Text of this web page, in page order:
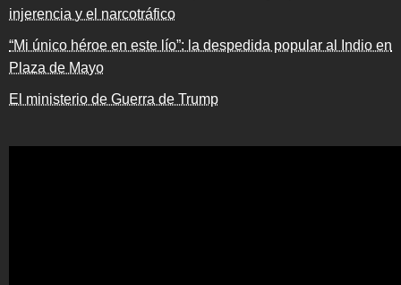
injerencia y el narcotráfico
“Mi único héroe en este lío”: la despedida popular al Indio en
Plaza de Mayo
El ministerio de Guerra de Trump